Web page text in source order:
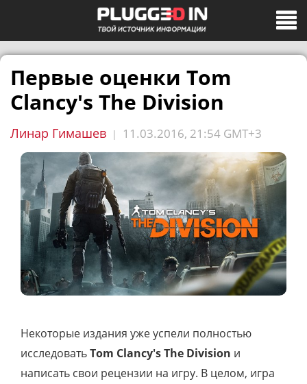
Первые оценки Tom
Clancy's The Division
Линар Гимашев | 11.03.2016, 21:54 GMT+3
Некоторые издания уже успели полностью
исследоватьTom Clancy's The Division и
написать свои рецензии на игру. В целом, игра